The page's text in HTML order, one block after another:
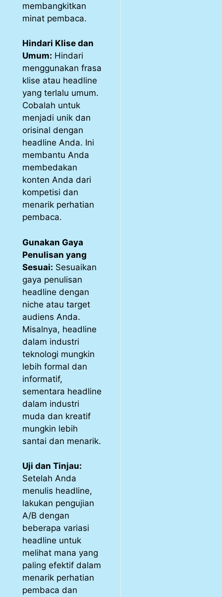
membangkitkan
minat pembaca.
Hindari Klise dan
Umum: Hindari
menggunakan frasa
klise atau headline
yang terlalu umum.
Cobalah untuk
menjadi unik dan
orisinal dengan
headline Anda. Ini
membantu Anda
membedakan
konten Anda dari
kompetisi dan
menarik perhatian
pembaca.
Gunakan Gaya
Penulisan yang
Sesuai: Sesuaikan
gaya penulisan
headline dengan
niche atau target
audiens Anda.
Misalnya, headline
dalam industri
teknologi mungkin
lebih formal dan
informatif,
sementara headline
dalam industri
muda dan kreatif
mungkin lebih
santai dan menarik.
Uji dan Tinjau:
Setelah Anda
menulis headline,
lakukan pengujian
A/B dengan
beberapa variasi
headline untuk
melihat mana yang
paling efektif dalam
menarik perhatian
pembaca dan